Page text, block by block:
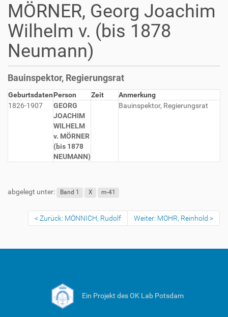
MÖRNER, Georg Joachim
Wilhelm v. (bis 1878
Neumann)
Bauinspektor, Regierungsrat
GeburtsdatenPerson Zeit
Anmerkung
1826-1907
GEORG
JOACHIM
WILHELM
v. MÖRNER
(bis 1878
NEUMANN)
Bauinspektor, Regierungsrat
abgelegt unter: Band 1 X m-41
Zurück: MÖNNICH, Rudolf Weiter: MOHR, Reinhold
Ein Projekt des OK Lab Potsdam